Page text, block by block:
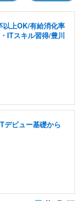
以上OK/有給消化率
ITスキル習得/豊川
デビュー基礎から